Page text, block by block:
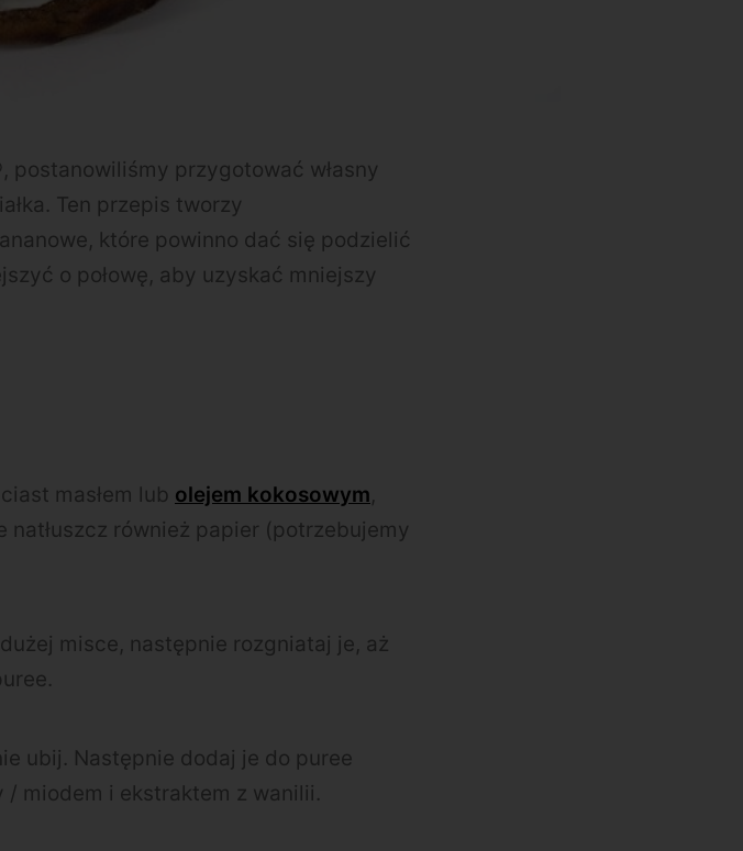
postanowiliśmy przygotować własny
Ten przepis tworzy
które powinno dać się podzielić
o połowę, aby uzyskać mniejszy
masłem lub olejem kokosowym,
natłuszcz również papier (potrzebujemy
misce, następnie rozgniataj je, aż
ubij. Następnie dodaj je do puree
miodem i ekstraktem z wanilii.